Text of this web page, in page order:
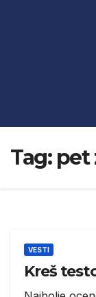
Tag: pet
VESTI
Kreš